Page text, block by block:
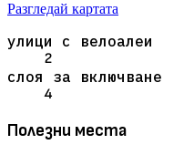
Разгледай картата
улици с велоалеи
2
слоя за включване
4
Полезни места